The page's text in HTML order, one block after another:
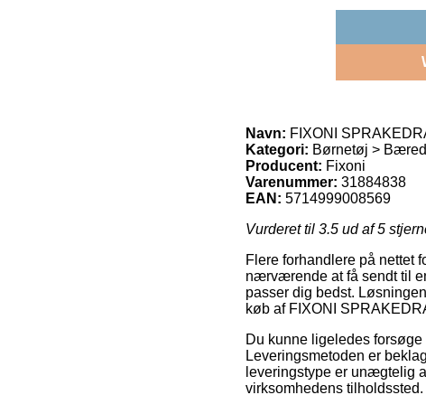
Navn: FIXONI
Kategori: Børnetøj >
Producent: Fixoni
Varenummer: 31884838
EAN: 5714999008569
Vurderet til 3.5 ud af 5
Flere forhandlere på nettet
nærværende at få sendt til
passer dig bedst.
køb af FIXONI
Du kunne ligeledes
Leveringsmetoden er
leveringstype er unægtelig
virksomhedens tilholdssted.